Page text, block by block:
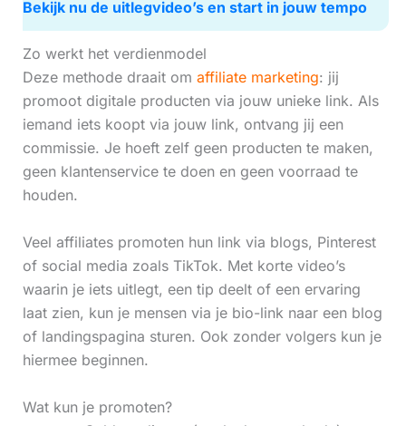
Bekijk nu de uitlegvideo’s en start in jouw tempo
Zo werkt het verdienmodel
Deze methode draait om affiliate marketing: jij
promoot digitale producten via jouw unieke link. Als
iemand iets koopt via jouw link, ontvang jij een
commissie. Je hoeft zelf geen producten te maken,
geen klantenservice te doen en geen voorraad te
houden.
Veel affiliates promoten hun link via blogs, Pinterest
of social media zoals TikTok. Met korte video’s
waarin je iets uitlegt, een tip deelt of een ervaring
laat zien, kun je mensen via je bio-link naar een blog
of landingspagina sturen. Ook zonder volgers kun je
hiermee beginnen.
Wat kun je promoten?